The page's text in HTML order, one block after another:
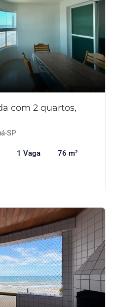
com 2 quartos,
SP
1 Vaga 76 m²